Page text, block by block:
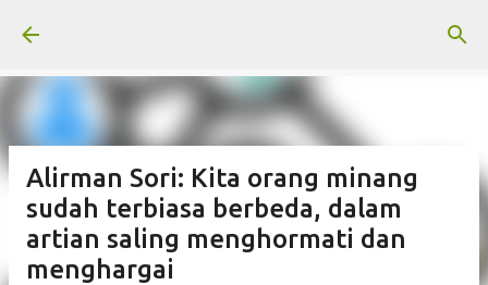
Alirman Sori: Kita orang minang
sudah terbiasa berbeda, dalam
artian saling menghormati dan
menghargai